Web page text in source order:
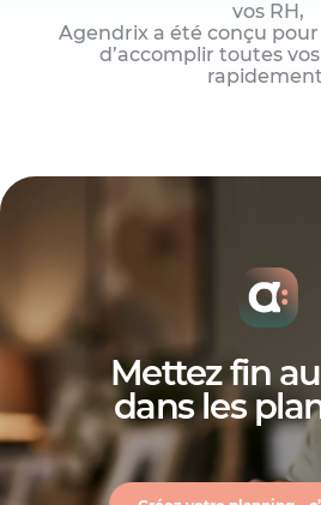
vos RH,
Agendrix a été conçu
d’accomplir toutes
sondages
Mettez fin
dans les